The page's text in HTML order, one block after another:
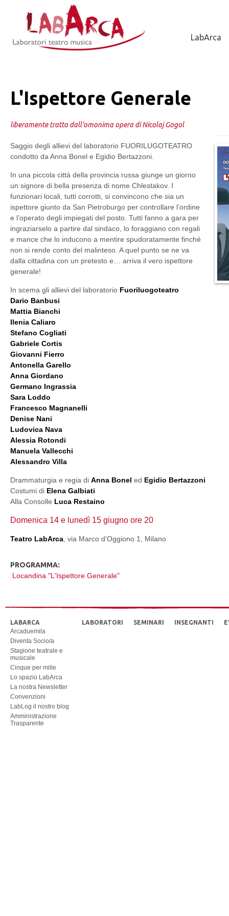
LabArca
L'Ispettore Generale
liberamente tratto dall'omonima opera di Nicolaj Gogol
Saggio degli allievi del laboratorio FUORILUGOTEATRO
condotto da Anna Bonel e Egidio Bertazzoni.
In una piccola città della provincia russa giunge un giorno
un signore di bella presenza di nome Chlestakov. I
funzionari locali, tutti corrotti, si convincono che sia un
ispettore giunto da San Pietroburgo per controllare l’ordine
e l’operato degli impiegati del posto. Tutti fanno a gara per
ingraziarselo a partire dal sindaco, lo foraggiano con regali
e mance che lo inducono a mentire spudoratamente finché
non si rende conto del malinteso. A quel punto se ne va
dalla cittadina con un pretesto e… arriva il vero ispettore
generale!
In scema gli allievi del laboratorio Fuoriluogoteatro
Dario Banbusi
Mattia Bianchi
Ilenia Caliaro
Stefano Cogliati
Gabriele Cortis
Giovanni Fierro
Antonella Garello
Anna Giordano
Germano Ingrassia
Sara Loddo
Francesco Magnanelli
Denise Nani
Ludovica Nava
Alessia Rotondi
Manuela Vallecchi
Alessandro Villa
Drammaturgia e regia di Anna Bonel ed Egidio Bertazzoni
Costumi di Elena Galbiati
Alla Consolle Luca Restaino
Domenica 14 e lunedì 15 giugno ore 20
Teatro LabArca , via Marco d’Oggiono 1, Milano
PROGRAMMA:
Locandina "L'Ispettore Generale"
LABARCA
Arcaduemila
Diventa Socio/a
Stagione teatrale e
musicale
Cinque per mille
Lo spazio LabArca
La nostra Newsletter
Convenzioni
LabLog il nostro blog
Amministrazione
Trasparente
LABORATORI SEMINARI INSEGNANTI